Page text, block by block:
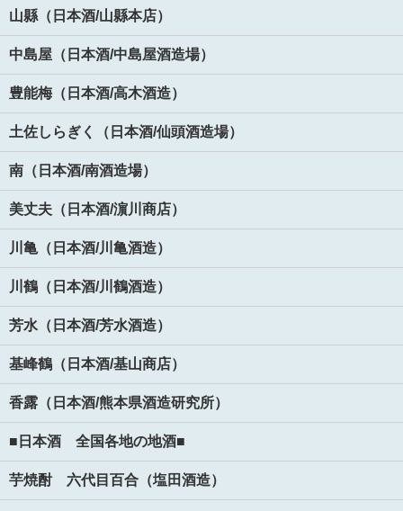
山縣（日本酒/山縣本店）
中島屋（日本酒/中島屋酒造場）
豊能梅（日本酒/高木酒造）
土佐しらぎく（日本酒/仙頭酒造場）
南（日本酒/南酒造場）
美丈夫（日本酒/濵川商店）
川亀（日本酒/川亀酒造）
川鶴（日本酒/川鶴酒造）
芳水（日本酒/芳水酒造）
基峰鶴（日本酒/基山商店）
香露（日本酒/熊本県酒造研究所）
■日本酒 全国各地の地酒■
芋焼酎 六代目百合（塩田酒造）